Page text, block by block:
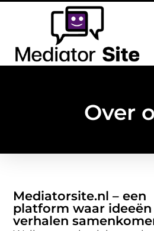
Over
Mediatorsite.nl – een
platform waar ideeën
verhalen